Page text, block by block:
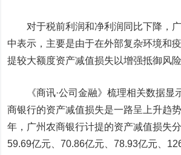
对于税前利润和净利润同比下降，广
中表示，主要是由于在外部复杂环境和
提较大额度资产减值损失以增强抵御风险
《商讯·公司金融》梳理相关数据显
商银行的资产减值损失是一路呈上升趋
年，广州农商银行计提的资产减值损失
59.69亿元、70.86亿元、78.93亿元、